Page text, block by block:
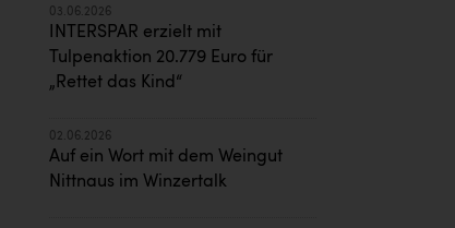
03.06.2026
INTERSPAR erzielt mit
Tulpenaktion 20.779 Euro für
„Rettet das Kind“
02.06.2026
Auf ein Wort mit dem Weingut
Nittnaus im Winzertalk